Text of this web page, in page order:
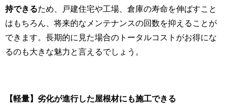
持できるため、戸建住宅や工場、倉庫の寿命を伸ばすこと
はもちろん、将来的なメンテナンスの回数を抑えることが
できます。長期的に見た場合のトータルコストがお得にな
るのも大きな魅力と言えるでしょう。
【軽量】劣化が進行した屋根材にも施工できる